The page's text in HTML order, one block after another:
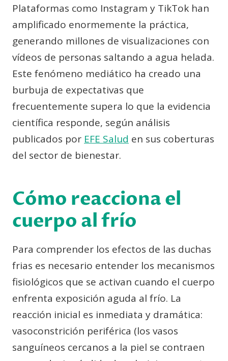
Plataformas como Instagram y TikTok han
amplificado enormemente la práctica,
generando millones de visualizaciones con
vídeos de personas saltando a agua helada.
Este fenómeno mediático ha creado una
burbuja de expectativas que
frecuentemente supera lo que la evidencia
científica responde, según análisis
publicados por EFE Salud en sus coberturas
del sector de bienestar.
Cómo reacciona el
cuerpo al frío
Para comprender los efectos de las duchas
frias es necesario entender los mecanismos
fisiológicos que se activan cuando el cuerpo
enfrenta exposición aguda al frío. La
reacción inicial es inmediata y dramática:
vasoconstrición periférica (los vasos
sanguíneos cercanos a la piel se contraen